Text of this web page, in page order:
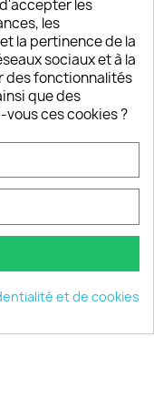
10h à 18H
keyboard_arrow_down
les
les
la pertinence de la
sociaux et à la
des fonctionnalités
que des
ces cookies ?
et de cookies